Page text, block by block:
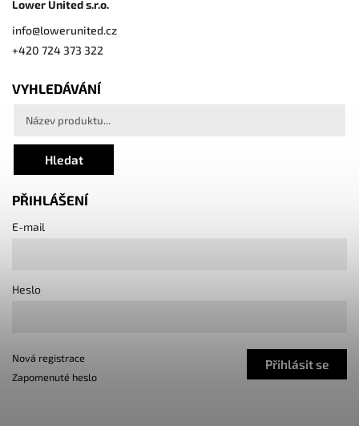
Lower United s.r.o.
info@lowerunited.cz
+420 724 373 322
VYHLEDÁVÁNÍ
Hledat
PŘIHLÁŠENÍ
E-mail
Heslo
Přihlásit se
Nová registrace
Zapomenuté heslo